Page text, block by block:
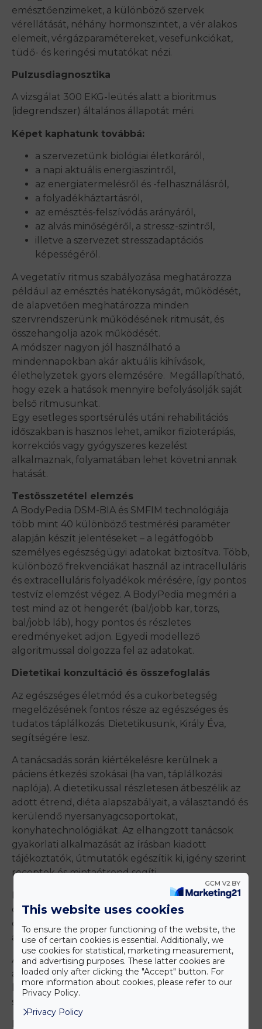
emésztőenzimeket, a különböző szervek
vérellátását, néhány hormonszintet, a vér alakos
elemeit, vérgázparamétereket, vesefunkciókat,
tüdő- és keringési mutatókat nézi.
Pulzusdiagnosztika
A vizsgálat 300 EKG-leütés alatt a bioritmus
(idegrendszer) általános állapotát méri.
Képet kaphatunk továbbá:
a szervezetünk biológiai életkoráról,
a napi aktuális energiaszintről,
az energiatermelésről és -felhasználásról,
a folyadékháztartásról,
az emésztés-felszívódás arányáról,
az alvás minőségéről, a stressz-szintről,
illetve a szervezet stresszadaptációs
képességéről.
A vegetatív ritmus szabályozása meghatározza
például az emésztés hatékonyságát, működését,
de alapvetően meghatározza minden
szervrendszerünk működésének ritmusát, és
összehangolja azok működését.
A módszer nagyon jól használható a
mindennapokban akár aktuális kihívások,
élethelyzetek gyors elemzésére. Megállapítható,
hogy ezek a hatások mennyire befolyásolják saját
belső ritmusunkat.
Egy esetleges sportsérülés utáni rehabilitációs
időszakban is hasznos lehet, amikor fizioterápiás,
korrekciós vagy gyógyszeres kezelést
alkalmaznak, folyamatában lehet követni annak
hatását.
Testösszetétel elemzés
A BodyPedia DSM-BIA és SMFIM technológiája
több mint 40 különböző testmérési paraméter
alapján készít jelentéseket – a legátfogóbb
személyes egészségügyi adatokat biztosítva. Több,
különböző frekvenciákat használ az intracelluláris
és extracelluláris folyadékok mérésére, így pontos
testvíz elemzést végez. A BodyPedia megméri a
test mind az öt hengerét (bal/jobb kar, törzs,
bal/jobb láb), hogy pontos és részletes
eredményeket adjon. Egyedi modellező
algoritmussal dolgozza fel az adatokat.
Dietetikai konzultáció és összefoglalás
Az egészséges életmód és a cukorbetegség
megelőzésének fontos része az egészséges és
tudatos táplálkozás. Dietetikusunk, Király Éva,
segítségére lesz.
A tanácsadás során kiértékelésre kerülnek a
páciens étkezési szokásai (ha van, táplálkozási
naplója). A dietetikussal részletesen átbeszélik az
adott étrend, diéta alapszabályait, a választandó és
kerülendő nyersanyagcsoportokat,
konyhatechnológiákat. Az elhangzott tanácsok
gyakorlati alkalmazását az írásban kiadott
tájékoztatók, útmutatók egészítik ki, igény szerint
receptek és mintaétrend segíti.
Ezek után történik meg a kapott eredmények
összefoglalása és a személyre szabott útmutató
elkészítése is, amely tartalmazza a javaslatainkat is
a továbbiakra.
A szűrővizsgálat végére a páciens tisztába kerül
azzal, hogy milyen változások szükségesek ahhoz,
hogy a lehető legkisebb eséllyel legyen
szenvedője az inzulinrezisztenciának.
This website uses cookies
To ensure the proper functioning of the website, the
use of certain cookies is essential. Additionally, we
use cookies for statistical, marketing measurement,
and advertising purposes. These latter cookies are
loaded only after clicking the "Accept" button. For
more information about cookies, please refer to our
Privacy Policy.
Privacy Policy